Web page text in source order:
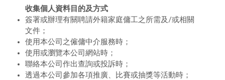
收集個人資料目的及方式
簽署或辦理有關聘請外籍家庭傭工之所需及/或相關
文件；
使用本公司之僱傭中介服務時；
使用或瀏覽本公司網站時；
聯絡本公司作出查詢或投訴時；
透過本公司參加各項推廣、比賽或抽獎等活動時；